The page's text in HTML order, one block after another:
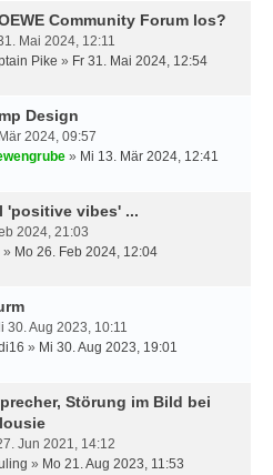
Community Forum los?
Mai 2024, 12:11
Pike » Fr 31. Mai 2024, 12:54
Design
2024, 09:57
» Mi 13. Mär 2024, 12:41
'positive vibes' ...
2024, 21:03
» Mo 26. Feb 2024, 12:04
30. Aug 2023, 10:11
» Mi 30. Aug 2023, 19:01
Störung im Bild bei
Jun 2021, 14:12
» Mo 21. Aug 2023, 11:53